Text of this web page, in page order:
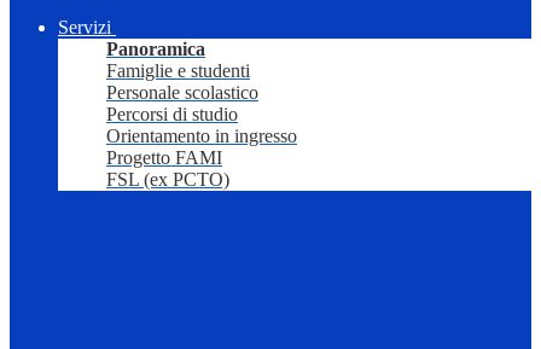
Servizi
Panoramica
Famiglie e studenti
Personale scolastico
Percorsi di studio
Orientamento in ingresso
Progetto FAMI
FSL (ex PCTO)